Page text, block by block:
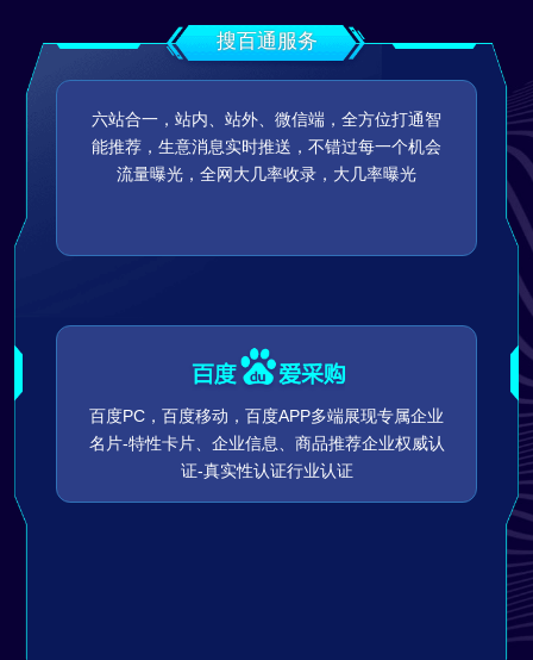
搜百通服务
六站合一，站内、站外、微信端，全方位打通智
能推荐，生意消息实时推送，不错过每一个机会
流量曝光，全网大几率收录，大几率曝光
百度PC，百度移动，百度APP多端展现专属企业
名片-特性卡片、企业信息、商品推荐企业权威认
证-真实性认证行业认证